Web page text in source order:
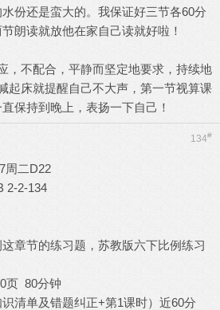
份还是蛮大的。我保证好三节各60分
朗读就放他在家自己读就好啦！
，不配合，平静而坚定地要求，持续地
起床就提醒自己不大声，第一节视算课
保持到晚上，表扬一下自己！
134#
周二D22
2-2-134
章节的练习题，苏教版六下比例练习
页 80分钟
清单及错题纠正+第1课时）近60分